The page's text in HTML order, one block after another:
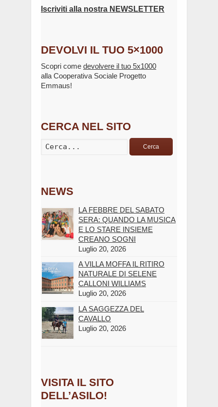
Iscriviti alla nostra NEWSLETTER
DEVOLVI IL TUO 5×1000
Scopri come devolvere il tuo 5x1000
alla Cooperativa Sociale Progetto
Emmaus!
CERCA NEL SITO
Cerca
NEWS
LA FEBBRE DEL SABATO
SERA: QUANDO LA MUSICA
E LO STARE INSIEME
CREANO SOGNI
Luglio 20, 2026
A VILLA MOFFA IL RITIRO
NATURALE DI SELENE
CALLONI WILLIAMS
Luglio 20, 2026
LA SAGGEZZA DEL
CAVALLO
Luglio 20, 2026
VISITA IL SITO
DELL’ASILO!